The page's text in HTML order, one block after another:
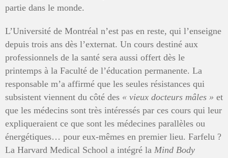
partie dans le monde.
L’Université de Montréal n’est pas en reste, qui l’enseigne
depuis trois ans dès l’externat. Un cours destiné aux
professionnels de la santé sera aussi offert dès le
printemps à la Faculté de l’éducation permanente. La
responsable m’a affirmé que les seules résistances qui
subsistent viennent du côté des « vieux docteurs mâles » et
que les médecins sont très intéressés par ces cours qui leur
expliqueraient ce que sont les médecines parallèles ou
énergétiques… pour eux-mêmes en premier lieu. Farfelu ?
La Harvard Medical School a intégré la Mind Body